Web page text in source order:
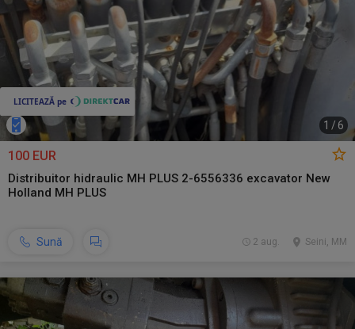
1 / 6
100 EUR
Distribuitor hidraulic MH PLUS 2-6556336 excavator New
Holland MH PLUS
Sună Seini, MM
2 aug.